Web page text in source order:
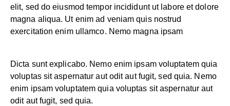
elit, sed do eiusmod tempor incididunt ut labore et dolore
magna aliqua. Ut enim ad veniam quis nostrud
exercitation enim ullamco. Nemo magna ipsam
Dicta sunt explicabo. Nemo enim ipsam voluptatem quia
voluptas sit aspernatur aut odit aut fugit, sed quia. Nemo
enim ipsam voluptatem quia voluptas sit aspernatur aut
odit aut fugit, sed quia.